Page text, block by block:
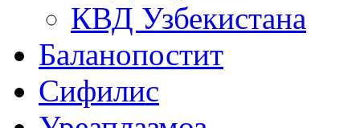
КВД Узбекистана
Баланопостит
Сифилис